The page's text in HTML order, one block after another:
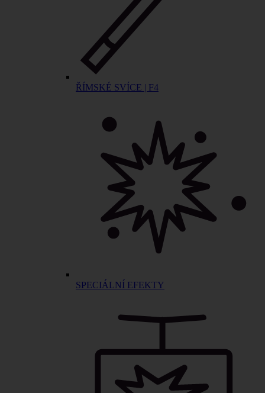
ŘÍMSKÉ SVÍCE | F4
SPECIÁLNÍ EFEKTY